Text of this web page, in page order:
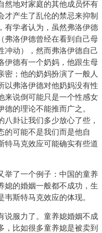
然地对家庭的其他成员怀有
才产生了乱伦的禁忌来抑制
有学者认为，虽然弗洛伊德
弗洛伊德曾经在看到自己母
冲动），然而弗洛伊德自己
伊德有一个奶妈，他跟生母
密；他的奶妈扮演了一般人
以弗洛伊德对他奶妈没有性
来说倒可能只是一个性感女
的理论不能推而广之。
八卦让我们多少放心了些，
的可能不是我们而是他自
特马克效应可能确实有些道
举了一个例子：中国的童养
媳的婚姻一般都不成功，生
斯特马克效应的体现。
说服力了。童养媳婚姻不成
，比如很多童养媳是被卖到